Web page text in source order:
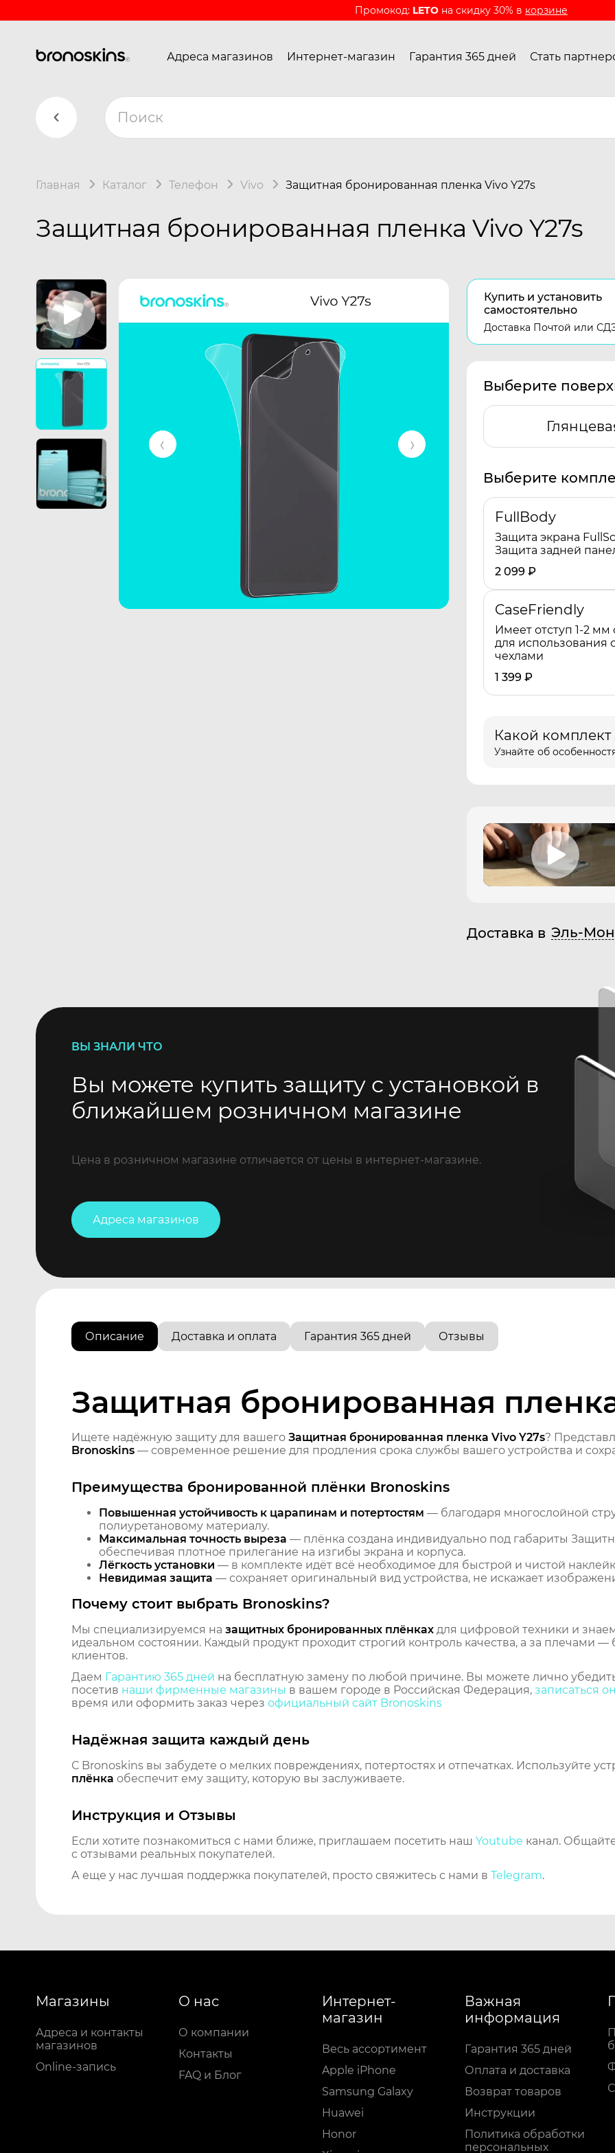
Промокод: LETO на скидку 30% в корзине
Адреса магазинов Интернет-магазин Гарантия 365 дней Стать
Главная Каталог Телефон Vivo Защитная бронированная пленка Vivo Y27s
Защитная бронированная пленка Vivo Y27s
Купить и установить
самостоятельно
Доставка Почтой или
Выберите
Выберите
FullBody
Защита экрана
Защита задней
2 099 ₽
CaseFriendly
Имеет отступ 1-2 мм
для использования
чехлами
1 399 ₽
Какой
Узнайте об
Доставка в Эль-
ВЫ ЗНАЛИ ЧТО
Вы можете купить защиту с установкой в
ближайшем розничном магазине
Цена в розничном магазине отличается от цены в интернет-магазине.
Адреса магазинов
Описание Доставка и оплата Гарантия 365 дней Отзывы
Защитная бронированная
Ищете надёжную защиту для вашего Защитная бронированная пленка Vivo Y27s?
Bronoskins — современное решение для продления срока службы вашего устройства и
Преимущества бронированной плёнки Bronoskins
Повышенная устойчивость к царапинам и потертостям — благодаря многослойной
полиуретановому материалу.
Максимальная точность выреза — плёнка создана индивидуально под габариты
обеспечивая плотное прилегание на изгибы экрана и корпуса.
Лёгкость установки — в комплекте идёт всё необходимое для быстрой и чистой
Невидимая защита — сохраняет оригинальный вид устройства, не искажает
Почему стоит выбрать Bronoskins?
Мы специализируемся на защитных бронированных плёнках для цифровой техники и
идеальном состоянии. Каждый продукт проходит строгий контроль качества, а за плечами
клиентов.
Даем Гарантию 365 дней на бесплатную замену по любой причине. Вы можете лично
посетив наши фирменные магазины в вашем городе в Российская Федерация, записаться
время или оформить заказ через официальный сайт Bronoskins
Надёжная защита каждый день
С Bronoskins вы забудете о мелких повреждениях, потертостях и отпечатках. Используйте
плёнка обеспечит ему защиту, которую вы заслуживаете.
Инструкция и Отзывы
Если хотите познакомиться с нами ближе, приглашаем посетить наш Youtube канал.
с отзывами реальных покупателей.
А еще у нас лучшая поддержка покупателей, просто свяжитесь с нами в Telegram.
Магазины
Адреса и контакты
магазинов
Online-запись
О нас
О компании
Контакты
FAQ и Блог
Интернет-
магазин
Весь ассортимент
Apple iPhone
Samsung Galaxy
Huawei
Honor
Важная
информация
Гарантия 365 дней
Оплата и доставка
Возврат товаров
Инструкции
Политика обработки
персональных